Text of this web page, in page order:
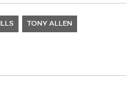
TONY ALLEN